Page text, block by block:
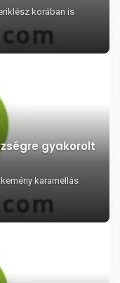
korában is
gyakorolt
karamellás